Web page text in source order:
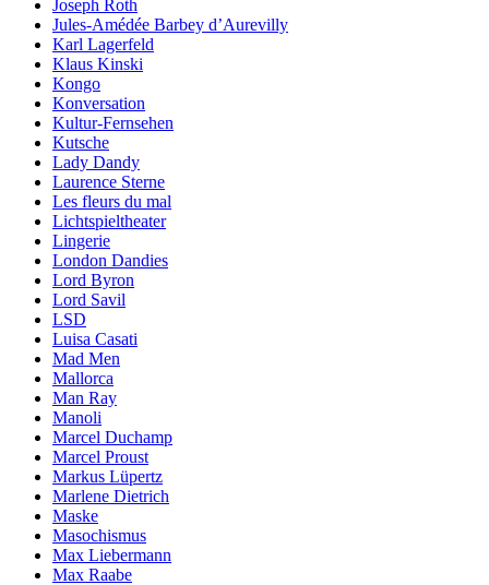
Joseph Roth
Jules-Amédée Barbey d’Aurevilly
Karl Lagerfeld
Klaus Kinski
Kongo
Konversation
Kultur-Fernsehen
Kutsche
Lady Dandy
Laurence Sterne
Les fleurs du mal
Lichtspieltheater
Lingerie
London Dandies
Lord Byron
Lord Savil
LSD
Luisa Casati
Mad Men
Mallorca
Man Ray
Manoli
Marcel Duchamp
Marcel Proust
Markus Lüpertz
Marlene Dietrich
Maske
Masochismus
Max Liebermann
Max Raabe